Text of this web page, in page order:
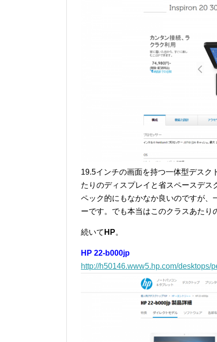
19.5インチの画面を持つ一体型デス
たりのディスプレイと省スペースデ
ペック的にもなかなか良いのですが、
ーです。でも本当はこのクラスあた
続いて HP。
HP 22-b000jp
http://h50146.www5.hp.com/desktops/